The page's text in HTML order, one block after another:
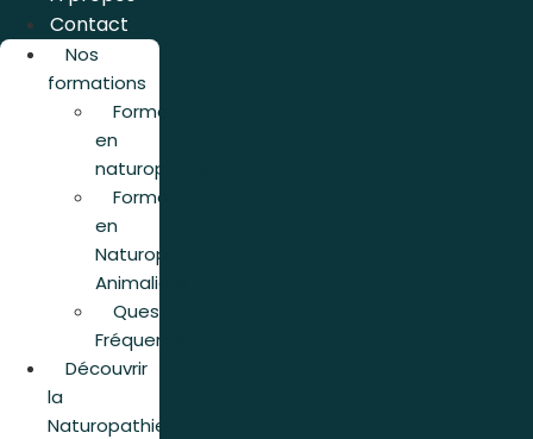
Contact
Nos
formations
Formation
en
naturopathie
Formation
en
Naturopathie
Animalière
Questions
Fréquentes
Découvrir
la
Naturopathie